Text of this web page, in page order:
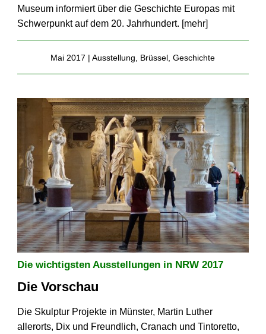
Museum informiert über die Geschichte Europas mit
Schwerpunkt auf dem 20. Jahrhundert. [mehr]
Mai 2017 |Ausstellung, Brüssel,Geschichte
Die wichtigsten Ausstellungen in NRW 2017
Die Vorschau
Die Skulptur Projekte in Münster, Martin Luther
allerorts, Dix und Freundlich, Cranach und Tintoretto,